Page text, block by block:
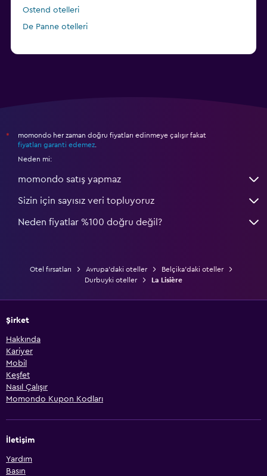
Ostend otelleri
De Panne otelleri
*
momondo her zaman doğru fiyatları edinmeye çalışır fakat
fiyatları garanti edemez
Neden mi:
momondo satış yapmaz
Sizin için sayısız veri topluyoruz
Neden fiyatlar %100 doğru değil?
Otel fırsatları Avrupa'daki oteller
Belçika'daki oteller
Durbuyki oteller
La Lisière
Şirket
Hakkında
Kariyer
Mobil
Keşfet
Nasıl Çalışır
Momondo Kupon Kodları
İletişim
Yardım
Basın